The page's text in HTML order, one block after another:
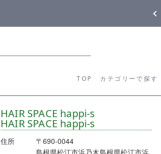
TOP カテゴリーで探す
カテゴリーから
HAIR SPACE happi-s
HAIR SPACE happi-s
住所
〒690-0044